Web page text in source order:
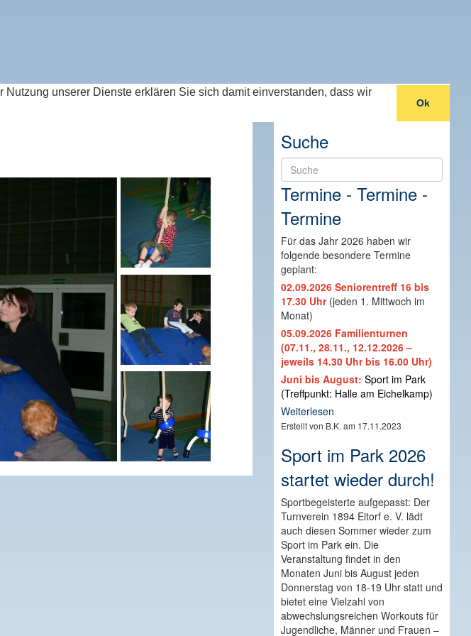
unserer Dienste erklären Sie sich damit einverstanden, dass wir
Ok
Suche
Termine - Termine -
Termine
Für das Jahr 2026 haben wir
folgende besondere Termine
geplant:
02.09.2026 Seniorentreff 16 bis
17.30 Uhr (jeden 1. Mittwoch im
Monat)
05.09.2026 Familienturnen
(07.11., 28.11., 12.12.2026 –
jeweils 14.30 Uhr bis 16.00 Uhr)
Juni bis August: Sport im Park
(Treffpunkt: Halle am Eichelkamp)
Weiterlesen
Erstellt von B.K. am 17.11.2023
Sport im Park 2026
startet wieder durch!
Sportbegeisterte aufgepasst: Der
Turnverein 1894 Eitorf e. V. lädt
auch diesen Sommer wieder zum
Sport im Park ein. Die
Veranstaltung findet in den
Monaten Juni bis August jeden
Donnerstag von 18-19 Uhr statt und
bietet eine Vielzahl von
abwechslungsreichen Workouts für
Jugendliche, Männer und Frauen –